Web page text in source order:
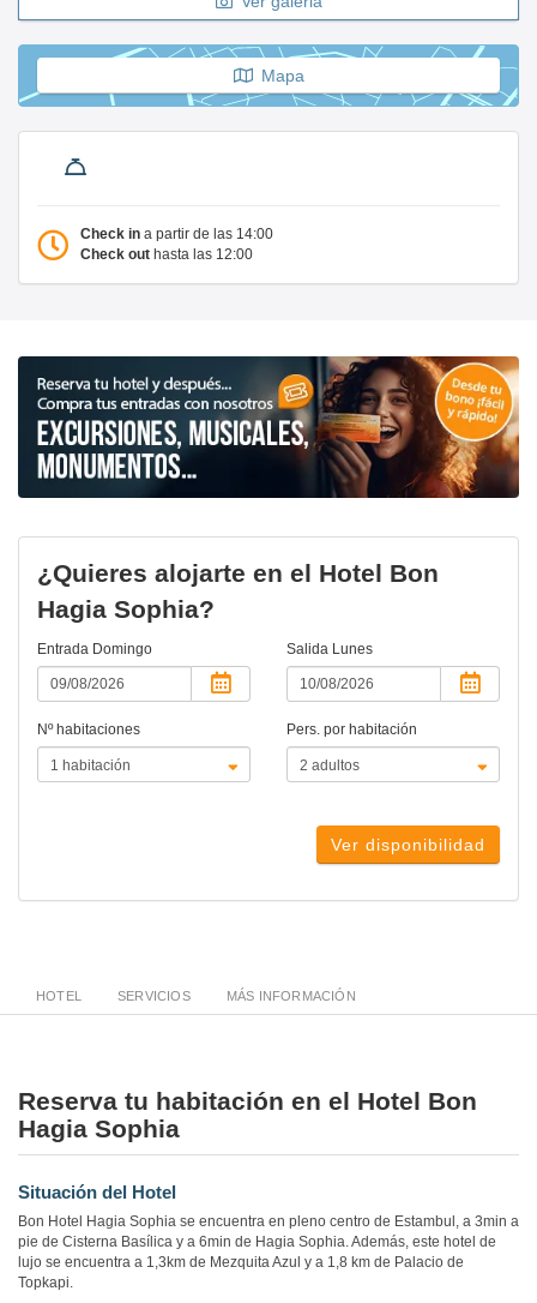
Mapa
Check in a partir de las 14:00
Check out hasta las 12:00
¿Quieres alojarte en el Hotel Bon
Hagia Sophia?
Entrada Domingo Salida Lunes
Nº habitaciones Pers. por habitación
Ver disponibilidad
HOTEL SERVICIOS MÁS INFORMACIÓN
Reserva tu habitación en el Hotel Bon
Hagia Sophia
Situación del Hotel
Bon Hotel Hagia Sophia se encuentra en pleno centro de Estambul, a 3min a
pie de Cisterna Basílica y a 6min de Hagia Sophia. Además, este hotel de
lujo se encuentra a 1,3km de Mezquita Azul y a 1,8 km de Palacio de
Topkapi.